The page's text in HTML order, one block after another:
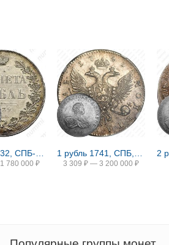
1 780 000 ₽ 3 309 ₽ — 3 200 000 ₽